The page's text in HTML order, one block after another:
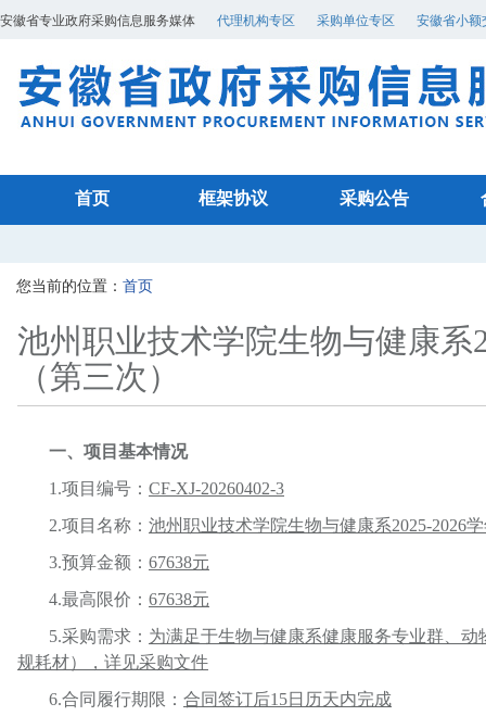
安徽省专业政府采购信息服务媒体 代理机构专区 采购单位专区 安徽省小额
首页 框架协议 采购公告
您当前的位置： 首页
池州职业技术学院生物与健康系
（第三次）
一、 项目基本情况
1.项目编号： CF-XJ-20260402-3
2.项目名称： 池州职业技术学院生物与健康系2025-2026
3.预算金额： 67638元
4.最高限价： 67638元
5.采购需求： 为满足于生物与健康系健康服务专业群、
规耗材），详见采购文件
6.合同履行期限： 合同签订后15日历天内完成